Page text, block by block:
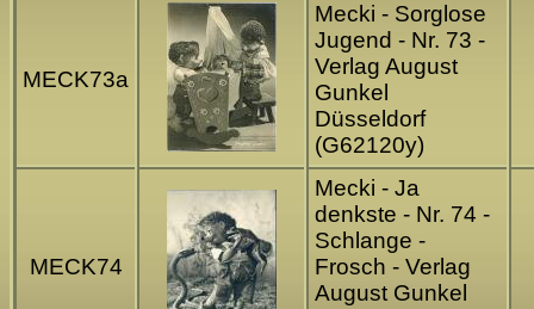
MECK73a
Mecki - Sorglose
Jugend - Nr. 73 -
Verlag August
Gunkel
Düsseldorf
(G62120y)
MECK74
Mecki - Ja
denkste - Nr. 74 -
Schlange -
Frosch - Verlag
August Gunkel